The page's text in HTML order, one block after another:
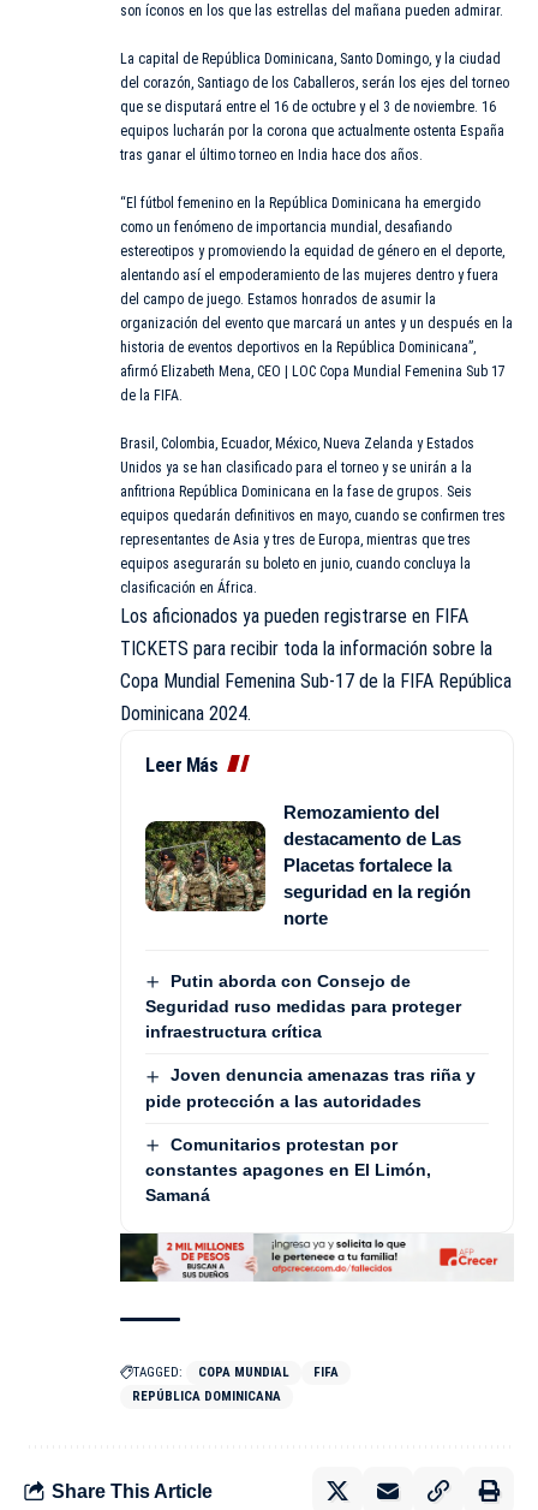
son íconos en los que las estrellas del mañana pueden admirar.
La capital de República Dominicana, Santo Domingo, y la ciudad
del corazón, Santiago de los Caballeros, serán los ejes del torneo
que se disputará entre el 16 de octubre y el 3 de noviembre. 16
equipos lucharán por la corona que actualmente ostenta España
tras ganar el último torneo en India hace dos años.
“El fútbol femenino en la República Dominicana ha emergido
como un fenómeno de importancia mundial, desafiando
estereotipos y promoviendo la equidad de género en el deporte,
alentando así el empoderamiento de las mujeres dentro y fuera
del campo de juego. Estamos honrados de asumir la
organización del evento que marcará un antes y un después en la
historia de eventos deportivos en la República Dominicana”,
afirmó Elizabeth Mena, CEO | LOC Copa Mundial Femenina Sub 17
de la FIFA.
Brasil, Colombia, Ecuador, México, Nueva Zelanda y Estados
Unidos ya se han clasificado para el torneo y se unirán a la
anfitriona República Dominicana en la fase de grupos. Seis
equipos quedarán definitivos en mayo, cuando se confirmen tres
representantes de Asia y tres de Europa, mientras que tres
equipos asegurarán su boleto en junio, cuando concluya la
clasificación en África.
Los aficionados ya pueden registrarse en FIFA
TICKETS para recibir toda la información sobre la
Copa Mundial Femenina Sub-17 de la FIFA República
Dominicana 2024.
Leer Más
Remozamiento del
destacamento de Las
Placetas fortalece la
seguridad en la región
norte
Putin aborda con Consejo de
Seguridad ruso medidas para proteger
infraestructura crítica
Joven denuncia amenazas tras riña y
pide protección a las autoridades
Comunitarios protestan por
constantes apagones en El Limón,
Samaná
TAGGED: COPA MUNDIAL
FIFA
REPÚBLICA DOMINICANA
Share This Article